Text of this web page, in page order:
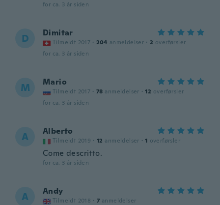
for ca. 3 år siden
D Dimitar
Tilmeldt 2017 · 204 anmeldelser · 2 overførsler
for ca. 3 år siden
M Mario
Tilmeldt 2017 · 78 anmeldelser · 12 overførsler
for ca. 3 år siden
A Alberto
Tilmeldt 2019 · 12 anmeldelser · 1 overførsler
Come descritto.
for ca. 3 år siden
A Andy
Tilmeldt 2018 · 7 anmeldelser